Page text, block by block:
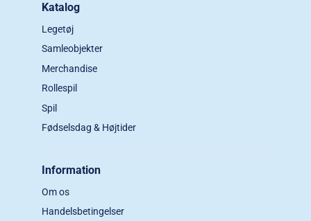
Katalog
Legetøj
Samleobjekter
Merchandise
Rollespil
Spil
Fødselsdag & Højtider
Information
Om os
Handelsbetingelser